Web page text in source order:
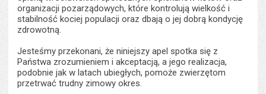
organizacji pozarządowych, które kontrolują wielkość i
stabilność kociej populacji oraz dbają o jej dobrą kondycję
zdrowotną.
Jesteśmy przekonani, że niniejszy apel spotka się z
Państwa zrozumieniem i akceptacją, a jego realizacja,
podobnie jak w latach ubiegłych, pomoże zwierzętom
przetrwać trudny zimowy okres.